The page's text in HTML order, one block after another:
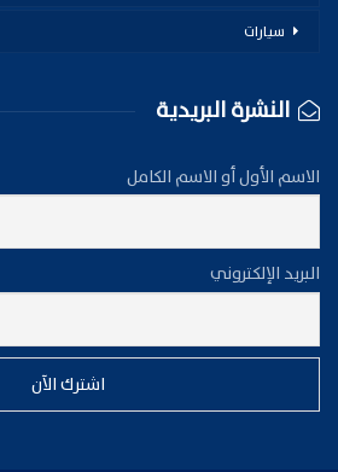
سيارات
النشرة البريدية
الاسم الأول أو الاسم الكامل
البريد الإلكتروني